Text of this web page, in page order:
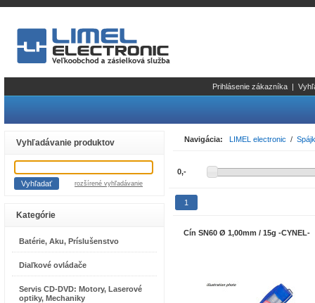
Prihlásenie zákazníka |
Vyhľadávanie produktov
rozšírené vyhľadávanie
Kategórie
Batérie, Aku, Príslušenstvo
Diaľkové ovládače
Servis CD-DVD: Motory, Laserové
optiky, Mechaniky
Navigácia: LIMEL electronic /
1
Cín SN60 Ø 1,00mm / 15g -CYNEL-